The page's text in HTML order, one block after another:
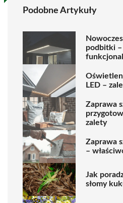
Podobne Artykuły
podbitki
LED –
Zaprawa
zalety
Zaprawa
–
Jak
słomy